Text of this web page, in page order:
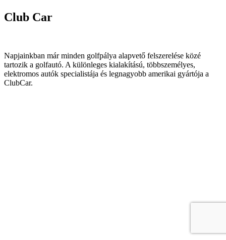
Club Car
Napjainkban már minden golfpálya alapvető felszerelése közé
tartozik a golfautó. A különleges kialakítású, többszemélyes,
elektromos autók specialistája és legnagyobb amerikai gyártója a
ClubCar.